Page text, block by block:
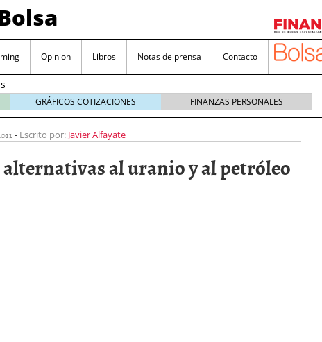
Opinion Libros Notas de prensa Contacto
infravalorada y por qué no hay que perderlas de vista
ETF de Bitcoin
empresas que destacan por sus dividendos constantes
Una poderosa herramienta para tus inversiones
GRÁFICOS COTIZACIONES FINANZAS PERSONALES
- Escrito por: Javier Alfayate
al uranio y al petróleo